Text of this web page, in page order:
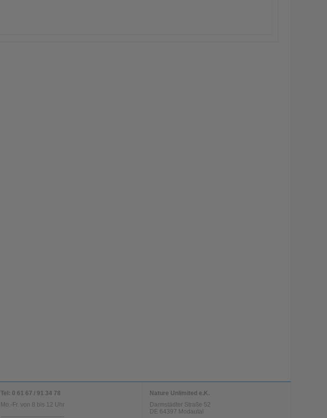
Tel: 0 61 67 / 91 34 78
Mo.-Fr. von 8 bis 12 Uhr
--------------------------------
Nature Unlimited e.K.
Darmstädter Straße 52
DE 64397 Modautal